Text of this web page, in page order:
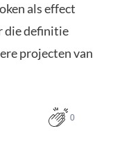
als effect
die definitie
projecten van
0